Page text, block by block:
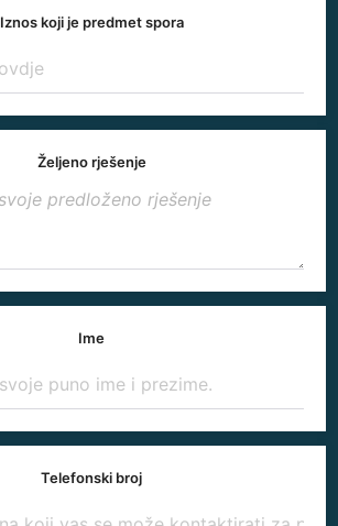
Iznos koji je predmet spora
Željeno rješenje
Ime
Telefonski broj